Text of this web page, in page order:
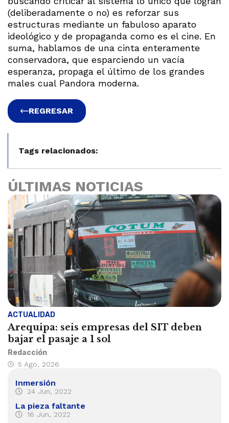
(deliberadamente o no) es reforzar sus
estructuras mediante un fabuloso aparato
ideológico y de propaganda como es el cine. En
suma, hablamos de una cinta enteramente
conservadora, que esparciendo un vacía
esperanza, propaga el último de los grandes
males cual Pandora moderna.
REGRESAR
Tags relacionados:
ÚLTIMAS NOTICIAS
ACTUALIDAD
Arequipa: seis empresas del SIT deben
bajar el pasaje a 1 sol
Redacción
5 Ago, 2026
Inmersión
24 Jun, 2022
La pieza faltante
16 Jun, 2022